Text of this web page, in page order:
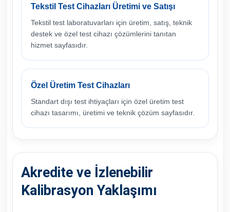
Tekstil Test Cihazları Üretimi ve Satışı
Tekstil test laboratuvarları için üretim, satış, teknik
destek ve özel test cihazı çözümlerini tanıtan
hizmet sayfasıdır.
Özel Üretim Test Cihazları
Standart dışı test ihtiyaçları için özel üretim test
cihazı tasarımı, üretimi ve teknik çözüm sayfasıdır.
Akredite ve İzlenebilir
Kalibrasyon Yaklaşımı